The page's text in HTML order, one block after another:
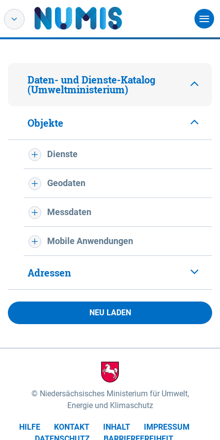
Daten- und Dienste-Katalog
(Umweltministerium)
Objekte
Dienste
Geodaten
Messdaten
Mobile Anwendungen
Adressen
NEU LADEN
Niedersächsisches Ministerium für Umwelt,
Energie und Klimaschutz
HILFE KONTAKT INHALT
IMPRESSUM